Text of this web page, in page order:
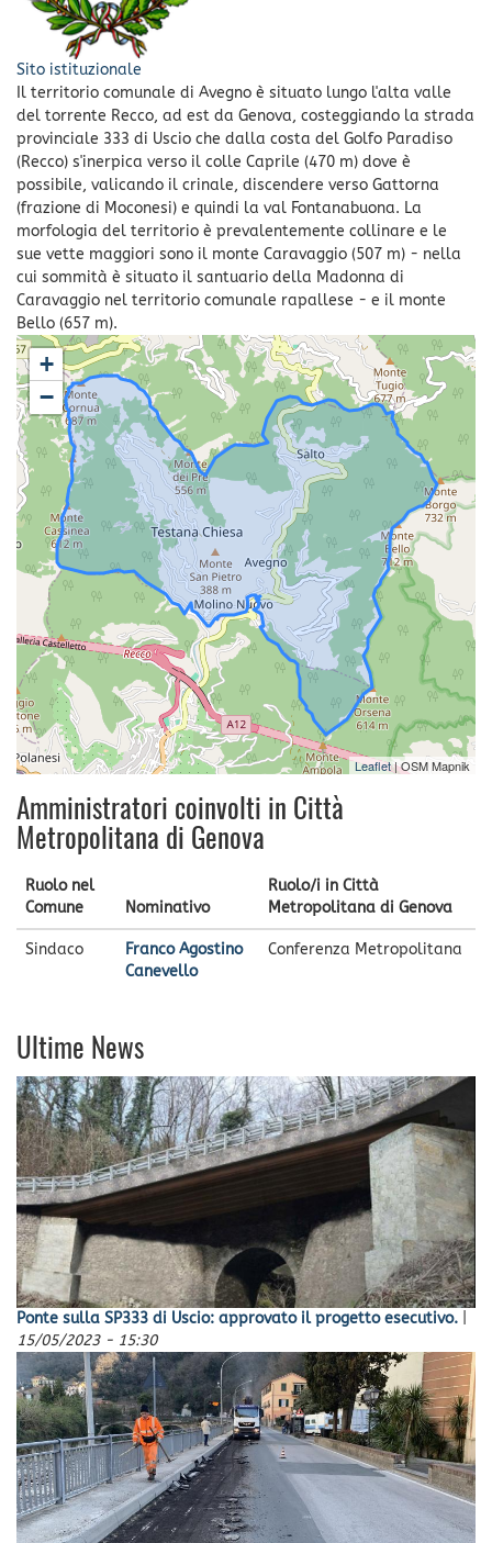
Sito istituzionale
Il territorio comunale di Avegno è situato lungo l'alta valle
del torrente Recco, ad est da Genova, costeggiando la strada
provinciale 333 di Uscio che dalla costa del Golfo Paradiso
(Recco) s'inerpica verso il colle Caprile (470 m) dove è
possibile, valicando il crinale, discendere verso Gattorna
(frazione di Moconesi) e quindi la val Fontanabuona. La
morfologia del territorio è prevalentemente collinare e le
sue vette maggiori sono il monte Caravaggio (507 m) - nella
cui sommità è situato il santuario della Madonna di
Caravaggio nel territorio comunale rapallese - e il monte
Bello (657 m).
+
−
Leaflet| OSM Mapnik
Amministratori coinvolti in Città
Metropolitana di Genova
Ruolo nel
Comune
Nominativo
Ruolo/i in Città
Metropolitana di Genova
Sindaco
Franco Agostino
Canevello
Conferenza Metropolitana
Ultime News
Ponte sulla SP333 di Uscio: approvato il progetto esecutivo.
15/05/2023 - 15:30